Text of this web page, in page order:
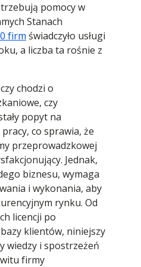
pomocy w
Stanach
firm świadczyło usługi
a liczba ta rośnie z
chodzi o
czy
popyt na
co sprawia, że
przeprowadzkowej
Jednak,
biznesu, wymaga
i wykonania, aby
rynku. Od
licencji po
klientów, niniejszy
wiedzy i spostrzeżeń
firmy